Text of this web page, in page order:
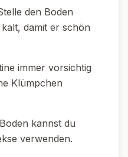
den Boden
damit er schön
immer vorsichtig
Klümpchen
kannst du
verwenden.